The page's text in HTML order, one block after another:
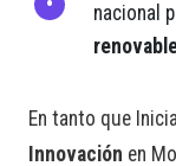
nacional
En tanto que
Innovación en